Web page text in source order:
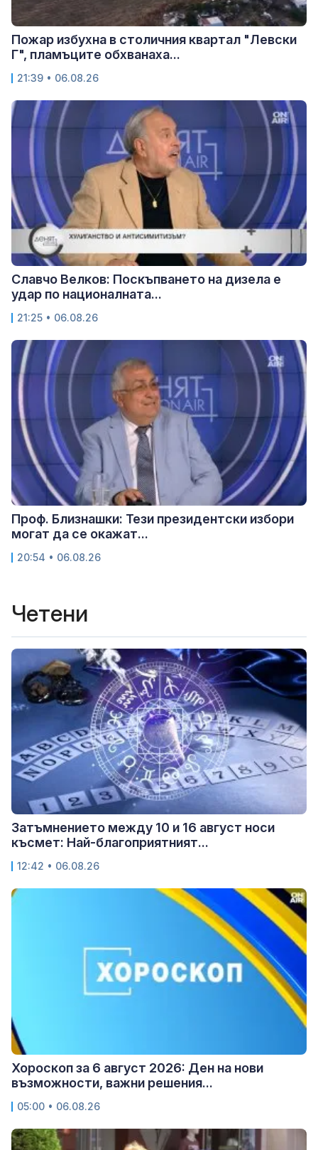
Пожар избухна в столичния квартал "Левски
Г", пламъците обхванаха...
21:39 • 06.08.26
Славчо Велков: Поскъпването на дизела е
удар по националната...
21:25 • 06.08.26
Проф. Близнашки: Тези президентски избори
могат да се окажат...
20:54 • 06.08.26
Четени
Затъмнението между 10 и 16 август носи
късмет: Най-благоприятният...
12:42 • 06.08.26
Хороскоп за 6 август 2026: Ден на нови
възможности, важни решения...
05:00 • 06.08.26